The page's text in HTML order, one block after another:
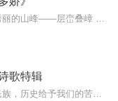
歌特辑